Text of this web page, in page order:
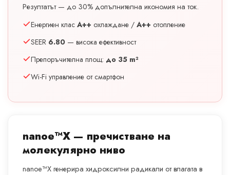
Резултатът — до 30% допълнителна икономия на ток.
Енергиен клас A++ охлаждане / A++ отопление
SEER 6.80 — висока ефективност
Препоръчителна площ: до 35 m²
Wi-Fi управление от смартфон
nanoe™X — пречистване на
молекулярно ниво
nanoe™X генерира хидроксилни радикали от влагата в